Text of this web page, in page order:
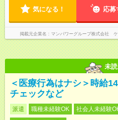
気になる！ 応募
掲載元企業名 マンパワーグループ株式会社
未読
＜医療行為はナシ＞時給
チェックなど
派遣 職種未経験OK 社会人未経験